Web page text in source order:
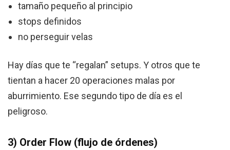
tamaño pequeño al principio
stops definidos
no perseguir velas
Hay días que te “regalan” setups. Y otros que te
tientan a hacer 20 operaciones malas por
aburrimiento. Ese segundo tipo de día es el
peligroso.
3) Order Flow (flujo de órdenes)